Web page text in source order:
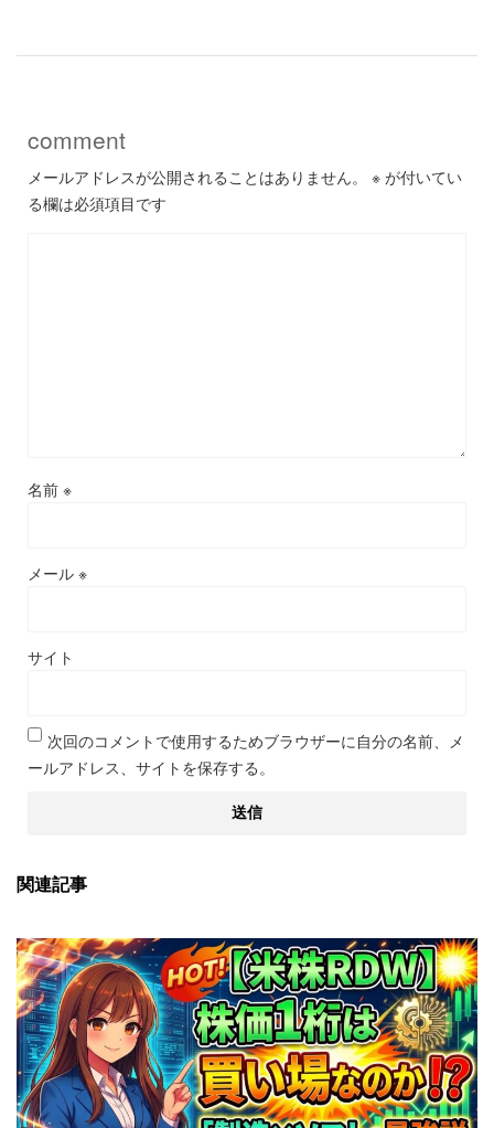
comment
メールアドレスが公開されることはありません。 ※ が付いてい
る欄は必須項目です
名前 ※
メール ※
サイト
次回のコメントで使用するためブラウザーに自分の名前、メ
ールアドレス、サイトを保存する。
関連記事